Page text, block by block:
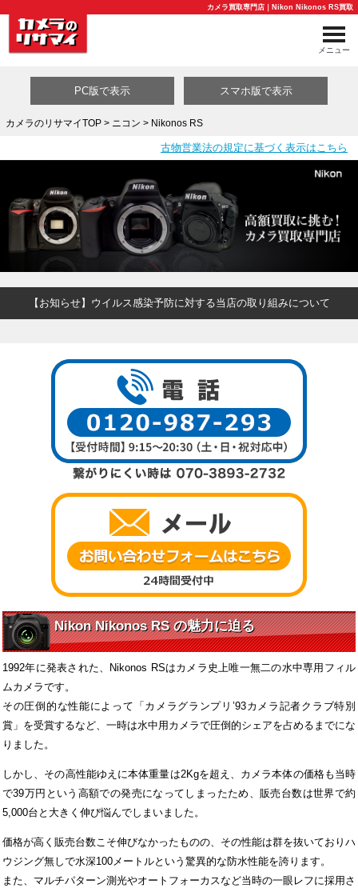
カメラ買取専門店｜Nikon Nikonos RS買取
メニュー
買取カテゴリ一覧
PC版で表示 スマホ版で表示
カメラのリサマイTOP> ニコン > Nikonos RS
古物営業法の規定に基づく表示はこちら
【お知らせ】ウイルス感染予防に対する当店の取り組みについて
Nikon Nikonos RS の魅力に迫る
1992年に発表された、Nikonos RSはカメラ史上唯一無二の水中専用フィル
ムカメラです。
その圧倒的な性能によって「カメラグランプリ’93カメラ記者クラブ特別
賞」を受賞するなど、一時は水中用カメラで圧倒的シェアを占めるまでにな
りました。
しかし、その高性能ゆえに本体重量は2Kgを超え、カメラ本体の価格も当時
で39万円という高額での発売になってしまったため、販売台数は世界で約
5,000台と大きく伸び悩んでしまいました。
価格が高く販売台数こそ伸びなかったものの、その性能は群を抜いておりハ
ウジング無しで水深100メートルという驚異的な防水性能を誇ります。
また、マルチパターン測光やオートフォーカスなど当時の一眼レフに採用さ